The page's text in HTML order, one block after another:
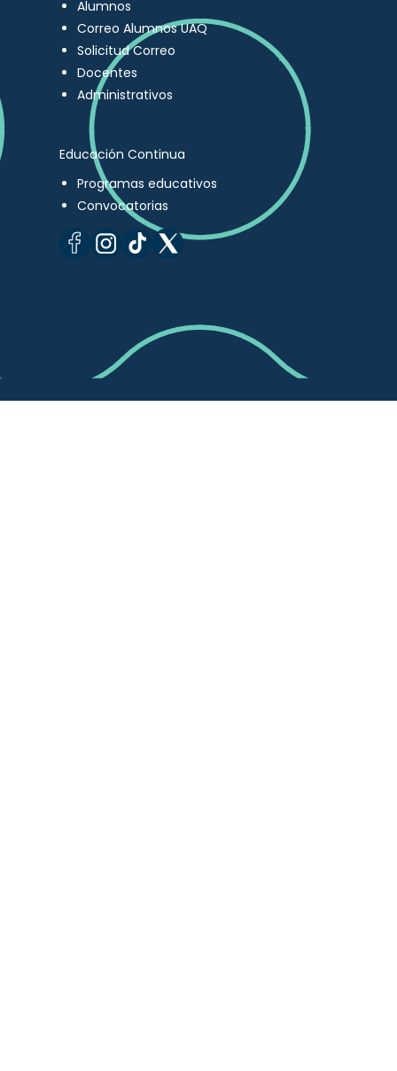
Alumnos
Correo Alumnos UAQ
Solicitud Correo
Docentes
Administrativos
Educación Continua
Programas educativos
Convocatorias